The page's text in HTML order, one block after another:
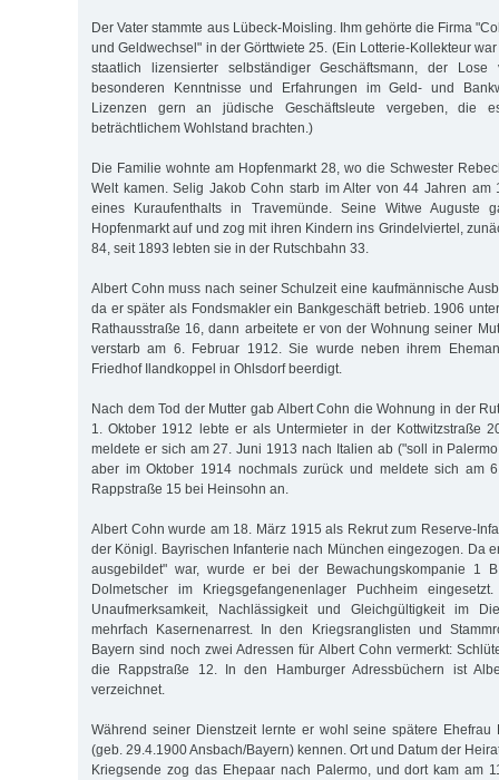
Der Vater stammte aus Lübeck-Moisling. Ihm gehörte die Firma
und Geldwechsel" in der Görttwiete 25. (Ein Lotterie-Kollekteur
staatlich lizensierter selbständiger Geschäftsmann, der Lose
besonderen Kenntnisse und Erfahrungen im Geld- und
Lizenzen gern an jüdische Geschäftsleute vergeben, die
beträchtlichem Wohlstand brachten.)
Die Familie wohnte am Hopfenmarkt 28, wo die Schwester
Welt kamen. Selig Jakob Cohn starb im Alter von 44 Jahren am
eines Kuraufenthalts in Travemünde. Seine Witwe Auguste
Hopfenmarkt auf und zog mit ihren Kindern ins Grindelviertel,
84, seit 1893 lebten sie in der Rutschbahn 33.
Albert Cohn muss nach seiner Schulzeit eine kaufmännische
da er später als Fondsmakler ein Bankgeschäft betrieb. 1906
Rathausstraße 16, dann arbeitete er von der Wohnung seiner
verstarb am 6. Februar 1912. Sie wurde neben ihrem
Friedhof Ilandkoppel in Ohlsdorf beerdigt.
Nach dem Tod der Mutter gab Albert Cohn die Wohnung in der
1. Oktober 1912 lebte er als Untermieter in der Kottwitzstraße
meldete er sich am 27. Juni 1913 nach Italien ab ("soll in
aber im Oktober 1914 nochmals zurück und meldete sich am
Rappstraße 15 bei Heinsohn an.
Albert Cohn wurde am 18. März 1915 als Rekrut zum Reserve-
der Königl. Bayrischen Infanterie nach München eingezogen. Da
ausgebildet" war, wurde er bei der Bewachungskompanie 1
Dolmetscher im Kriegsgefangenenlager Puchheim
Unaufmerksamkeit, Nachlässigkeit und Gleichgültigkeit im
mehrfach Kasernenarrest. In den Kriegsranglisten und
Bayern sind noch zwei Adressen für Albert Cohn vermerkt:
die Rappstraße 12. In den Hamburger Adressbüchern ist
verzeichnet.
Während seiner Dienstzeit lernte er wohl seine spätere Ehefrau
(geb. 29.4.1900 Ansbach/Bayern) kennen. Ort und Datum der
Kriegsende zog das Ehepaar nach Palermo, und dort kam am